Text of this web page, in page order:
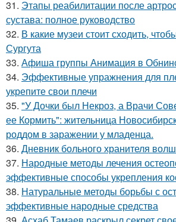
31. Этапы реабилитации после
сустава: полное руководство
32. В какие музеи стоит сходить,
Сургута
33. Афиша группы Анимация в
34. Эффективные упражнения для
укрепите свои плечи
35. "У Дочки был Некроз, а Врачи
ее Кормить": жительница
роддом в заражении у младенца.
36. Дневник больного хранителя
37. Народные методы лечения
эффективные способы укрепления
38. Натуральные методы борьбы с
эффективные народные средства